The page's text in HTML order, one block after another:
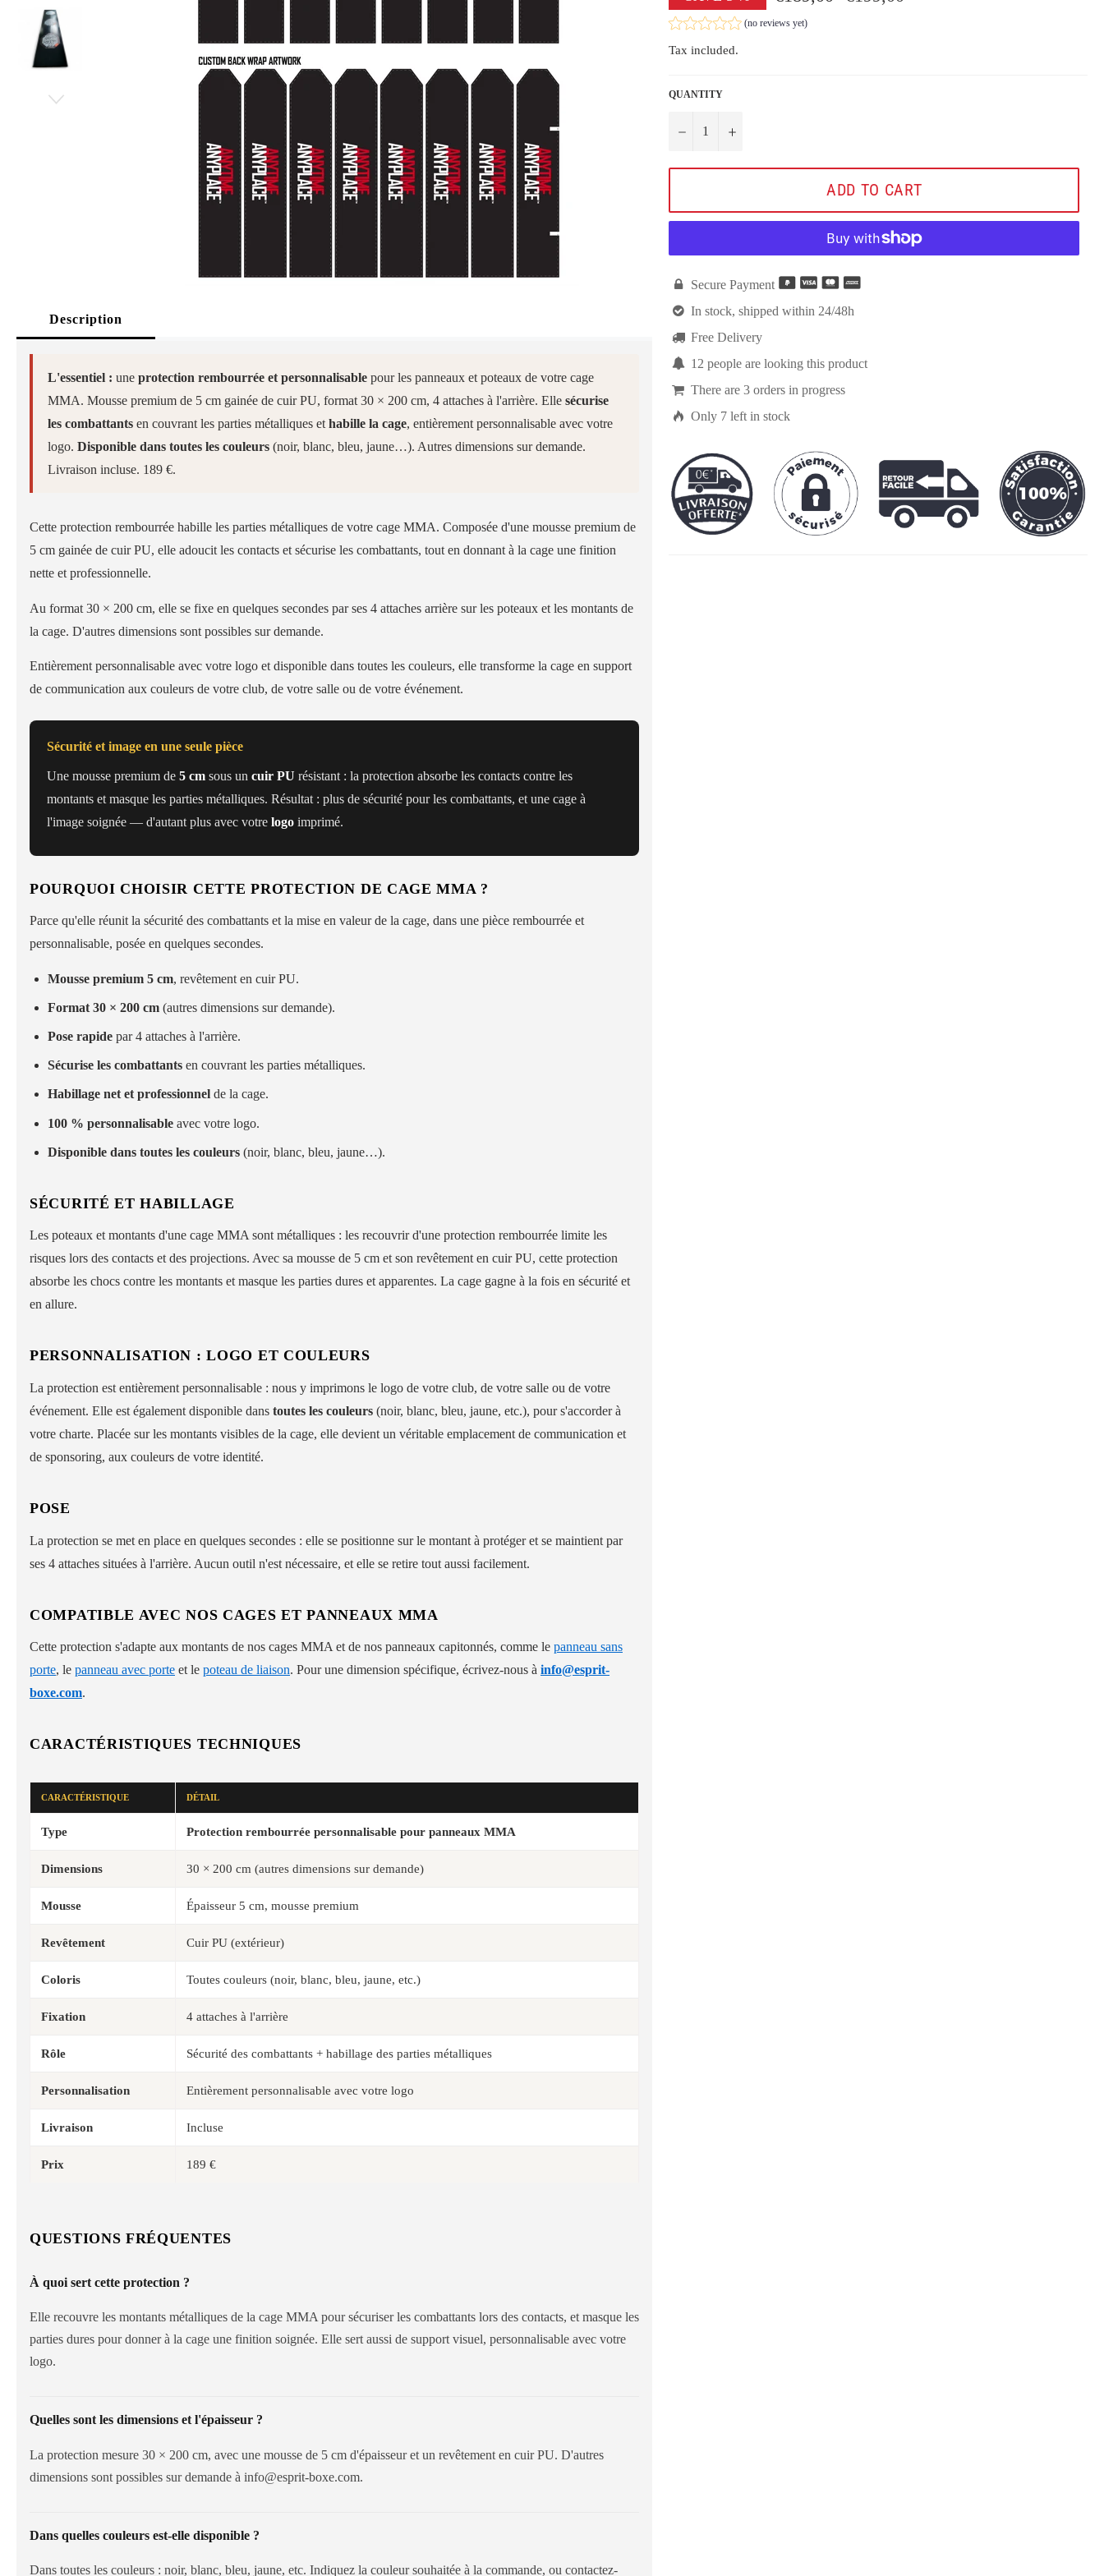
Description
L'essentiel : une protection rembourrée et personnalisablepour les panneaux et poteaux de votre cage
MMA. Mousse premium de 5 cm gainée de cuir PU, format 30 × 200 cm, 4 attaches à l'arrière. Elle sécurise
les combattantsen couvrant les parties métalliques et habille la cage, entièrement personnalisable avec votre
logo. Disponible dans toutes les couleurs(noir, blanc, bleu, jaune…). Autres dimensions sur demande.
Livraison incluse. 189 €.
Cette protection rembourrée habille les parties métalliques de votre cage MMA. Composée d'une mousse premium de
5 cm gainée de cuir PU, elle adoucit les contacts et sécurise les combattants, tout en donnant à la cage une finition
nette et professionnelle.
Au format 30 × 200 cm, elle se fixe en quelques secondes par ses 4 attaches arrière sur les poteaux et les montants de
la cage. D'autres dimensions sont possibles sur demande.
Entièrement personnalisable avec votre logo et disponible dans toutes les couleurs, elle transforme la cage en support
de communication aux couleurs de votre club, de votre salle ou de votre événement.
Sécurité et image en une seule pièce
Une mousse premium de 5 cmsous un cuir PU résistant : la protection absorbe les contacts contre les
montants et masque les parties métalliques. Résultat : plus de sécurité pour les combattants, et une cage à
l'image soignée — d'autant plus avec votre logoimprimé.
POURQUOI CHOISIR CETTE PROTECTION DE CAGE MMA ?
Parce qu'elle réunit la sécurité des combattants et la mise en valeur de la cage, dans une pièce rembourrée et
personnalisable, posée en quelques secondes.
Mousse premium 5 cm, revêtement en cuir PU.
Format 30 × 200 cm (autres dimensions sur demande).
Pose rapide par 4 attaches à l'arrière.
Sécurise les combattants en couvrant les parties métalliques.
Habillage net et professionnel de la cage.
100 % personnalisable avec votre logo.
Disponible dans toutes les couleurs (noir, blanc, bleu, jaune…).
SÉCURITÉ ET HABILLAGE
Les poteaux et montants d'une cage MMA sont métalliques : les recouvrir d'une protection rembourrée limite les
risques lors des contacts et des projections. Avec sa mousse de 5 cm et son revêtement en cuir PU, cette protection
absorbe les chocs contre les montants et masque les parties dures et apparentes. La cage gagne à la fois en sécurité et
en allure.
PERSONNALISATION : LOGO ET COULEURS
La protection est entièrement personnalisable : nous y imprimons le logo de votre club, de votre salle ou de votre
événement. Elle est également disponible dans toutes les couleurs (noir, blanc, bleu, jaune, etc.), pour s'accorder à
votre charte. Placée sur les montants visibles de la cage, elle devient un véritable emplacement de communication et
de sponsoring, aux couleurs de votre identité.
POSE
La protection se met en place en quelques secondes : elle se positionne sur le montant à protéger et se maintient par
ses 4 attaches situées à l'arrière. Aucun outil n'est nécessaire, et elle se retire tout aussi facilement.
COMPATIBLE AVEC NOS CAGES ET PANNEAUX MMA
Cette protection s'adapte aux montants de nos cages MMA et de nos panneaux capitonnés, comme le panneau sans
porte, le panneau avec porte et le poteau de liaison. Pour une dimension spécifique, écrivez-nous à info@esprit-
boxe.com.
CARACTÉRISTIQUES TECHNIQUES
CARACTÉRISTIQUE DÉTAIL
Type Protection rembourrée personnalisable pour panneaux MMA
Dimensions 30 × 200 cm (autres dimensions sur demande)
Mousse Épaisseur 5 cm, mousse premium
Revêtement Cuir PU (extérieur)
Coloris Toutes couleurs (noir, blanc, bleu, jaune, etc.)
Fixation 4 attaches à l'arrière
Rôle Sécurité des combattants + habillage des parties métalliques
Personnalisation Entièrement personnalisable avec votre logo
Livraison Incluse
Prix 189 €
QUESTIONS FRÉQUENTES
À quoi sert cette protection ?
Elle recouvre les montants métalliques de la cage MMA pour sécuriser les combattants lors des contacts, et masque les
parties dures pour donner à la cage une finition soignée. Elle sert aussi de support visuel, personnalisable avec votre
logo.
Quelles sont les dimensions et l'épaisseur ?
La protection mesure 30 × 200 cm, avec une mousse de 5 cm d'épaisseur et un revêtement en cuir PU. D'autres
dimensions sont possibles sur demande à info@esprit-boxe.com.
Dans quelles couleurs est-elle disponible ?
Dans toutes les couleurs : noir, blanc, bleu, jaune, etc. Indiquez la couleur souhaitée à la commande, ou contactez-
price
(no reviews yet)
Tax included.
QUANTITY
− +
ADD TO CART
 Secure Payment
 In stock, shipped within 24/48h
 Free Delivery
 10 people are looking this product
 There are 3orders in progress
 Only 7left in stock